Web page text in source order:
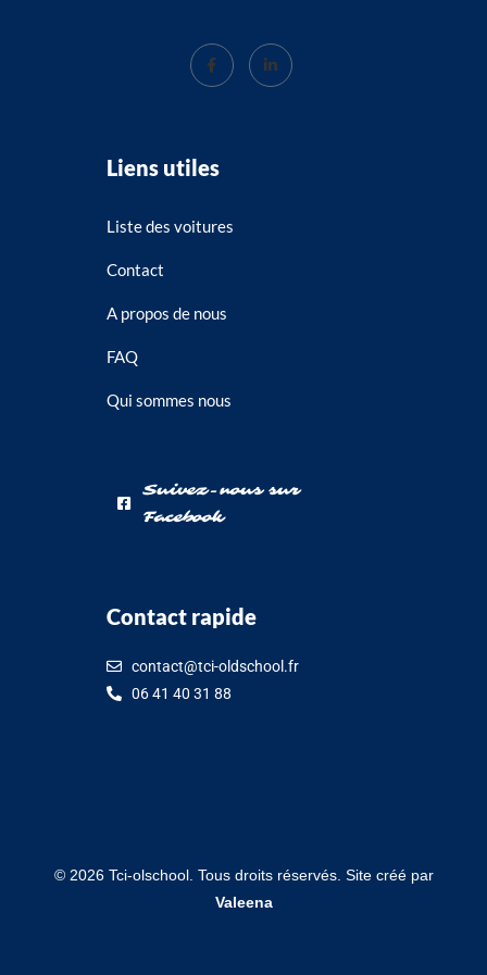
Liens utiles
Liste des voitures
Contact
A propos de nous
FAQ
Qui sommes nous
Suivez-nous sur
Facebook
Contact rapide
contact@tci-oldschool.fr
06 41 40 31 88
© 2026Tci-olschool. Tous droits réservés. Site créé par
Valeena